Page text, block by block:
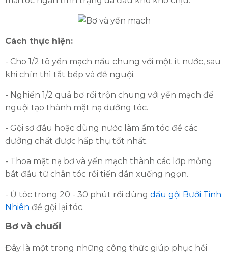
Cách thực hiện:
- Cho 1/2 tô yến mạch nấu chung với một ít nước, sau
khi chín thì tắt bếp và để nguội.
- Nghiền 1/2 quả bơ rồi trộn chung với yến mạch để
nguội tạo thành mặt nạ dưỡng tóc.
- Gội sơ đầu hoặc dùng nước làm ẩm tóc để các
dưỡng chất được hấp thụ tốt nhất.
- Thoa mặt nạ bơ và yến mạch thành các lớp mỏng
bắt đầu từ chân tóc rồi tiến dần xuống ngọn.
- Ủ tóc trong 20 - 30 phút rồi dùng dầu gội Bưởi Tinh
Nhiên để gội lại tóc.
Bơ và chuối
Đây là một trong những công thức giúp phục hồi